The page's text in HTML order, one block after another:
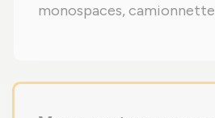
monospaces,